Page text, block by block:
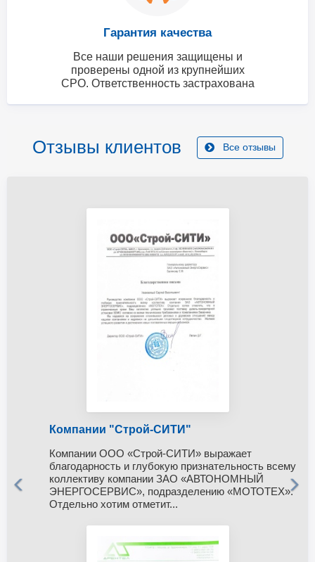
Гарантия качества
Все наши решения защищены и
проверены одной из крупнейших
СРО. Ответственность застрахована
Отзывы клиентов Все отзывы
Компании "Строй-СИТИ"
Компании ООО «Строй-СИТИ» выражает
благодарность и глубокую признательность всему
коллективу компании ЗАО «АВТОНОМНЫЙ
ЭНЕРГОСЕРВИС», подразделению «МОТОТЕХ».
Отдельно хотим отметит...